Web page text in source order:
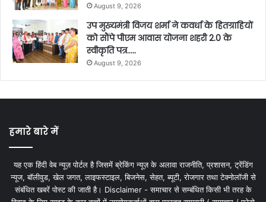
August 9, 2026
उप मुख्यमंत्री विजय शर्मा ने कवर्धा के हितग्राहियों
को सौंपे पीएम आवास योजना शहरी 2.0 के
स्वीकृति पत्र…..
August 9, 2026
हमारे बारे में
यह एक हिंदी वेब न्यूज़ पोर्टल है जिसमें ब्रेकिंग न्यूज़ के अलावा राजनीति, प्रशासन, ट्रेंडिंग
न्यूज, बॉलीवुड, खेल जगत, लाइफस्टाइल, बिजनेस, सेहत, ब्यूटी, रोजगार तथा टेक्नोलॉजी से
संबंधित खबरें पोस्ट की जाती है। Disclaimer - समाचार से सम्बंधित किसी भी तरह के